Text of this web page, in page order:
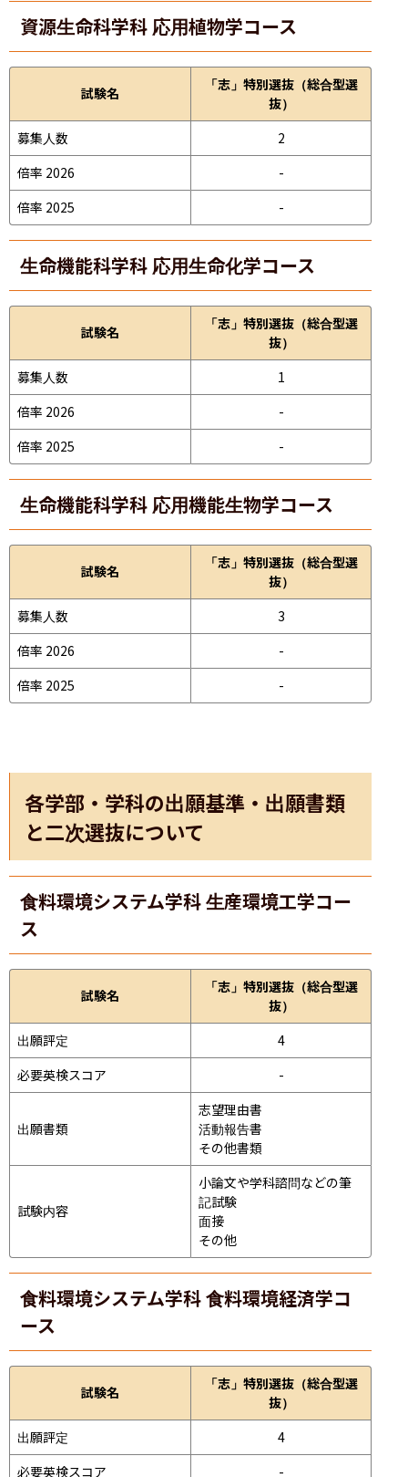
資源生命科学科 応用植物学コース
試験名
「志」特別選抜（総合型選
抜）
募集人数
2
倍率 2026
-
倍率 2025
-
生命機能科学科 応用生命化学コース
試験名
「志」特別選抜（総合型選
抜）
募集人数
1
倍率 2026
-
倍率 2025
-
生命機能科学科 応用機能生物学コース
試験名
「志」特別選抜（総合型選
抜）
募集人数
3
倍率 2026
-
倍率 2025
-
各学部・学科の出願基準・出願書類
と二次選抜について
食料環境システム学科 生産環境工学コー
ス
試験名
「志」特別選抜（総合型選
抜）
出願評定
4
必要英検スコア
-
出願書類
志望理由書
活動報告書
その他書類
試験内容
小論文や学科諮問などの筆
記試験
面接
その他
食料環境システム学科 食料環境経済学コ
ース
試験名
「志」特別選抜（総合型選
抜）
出願評定
4
必要英検スコア
-